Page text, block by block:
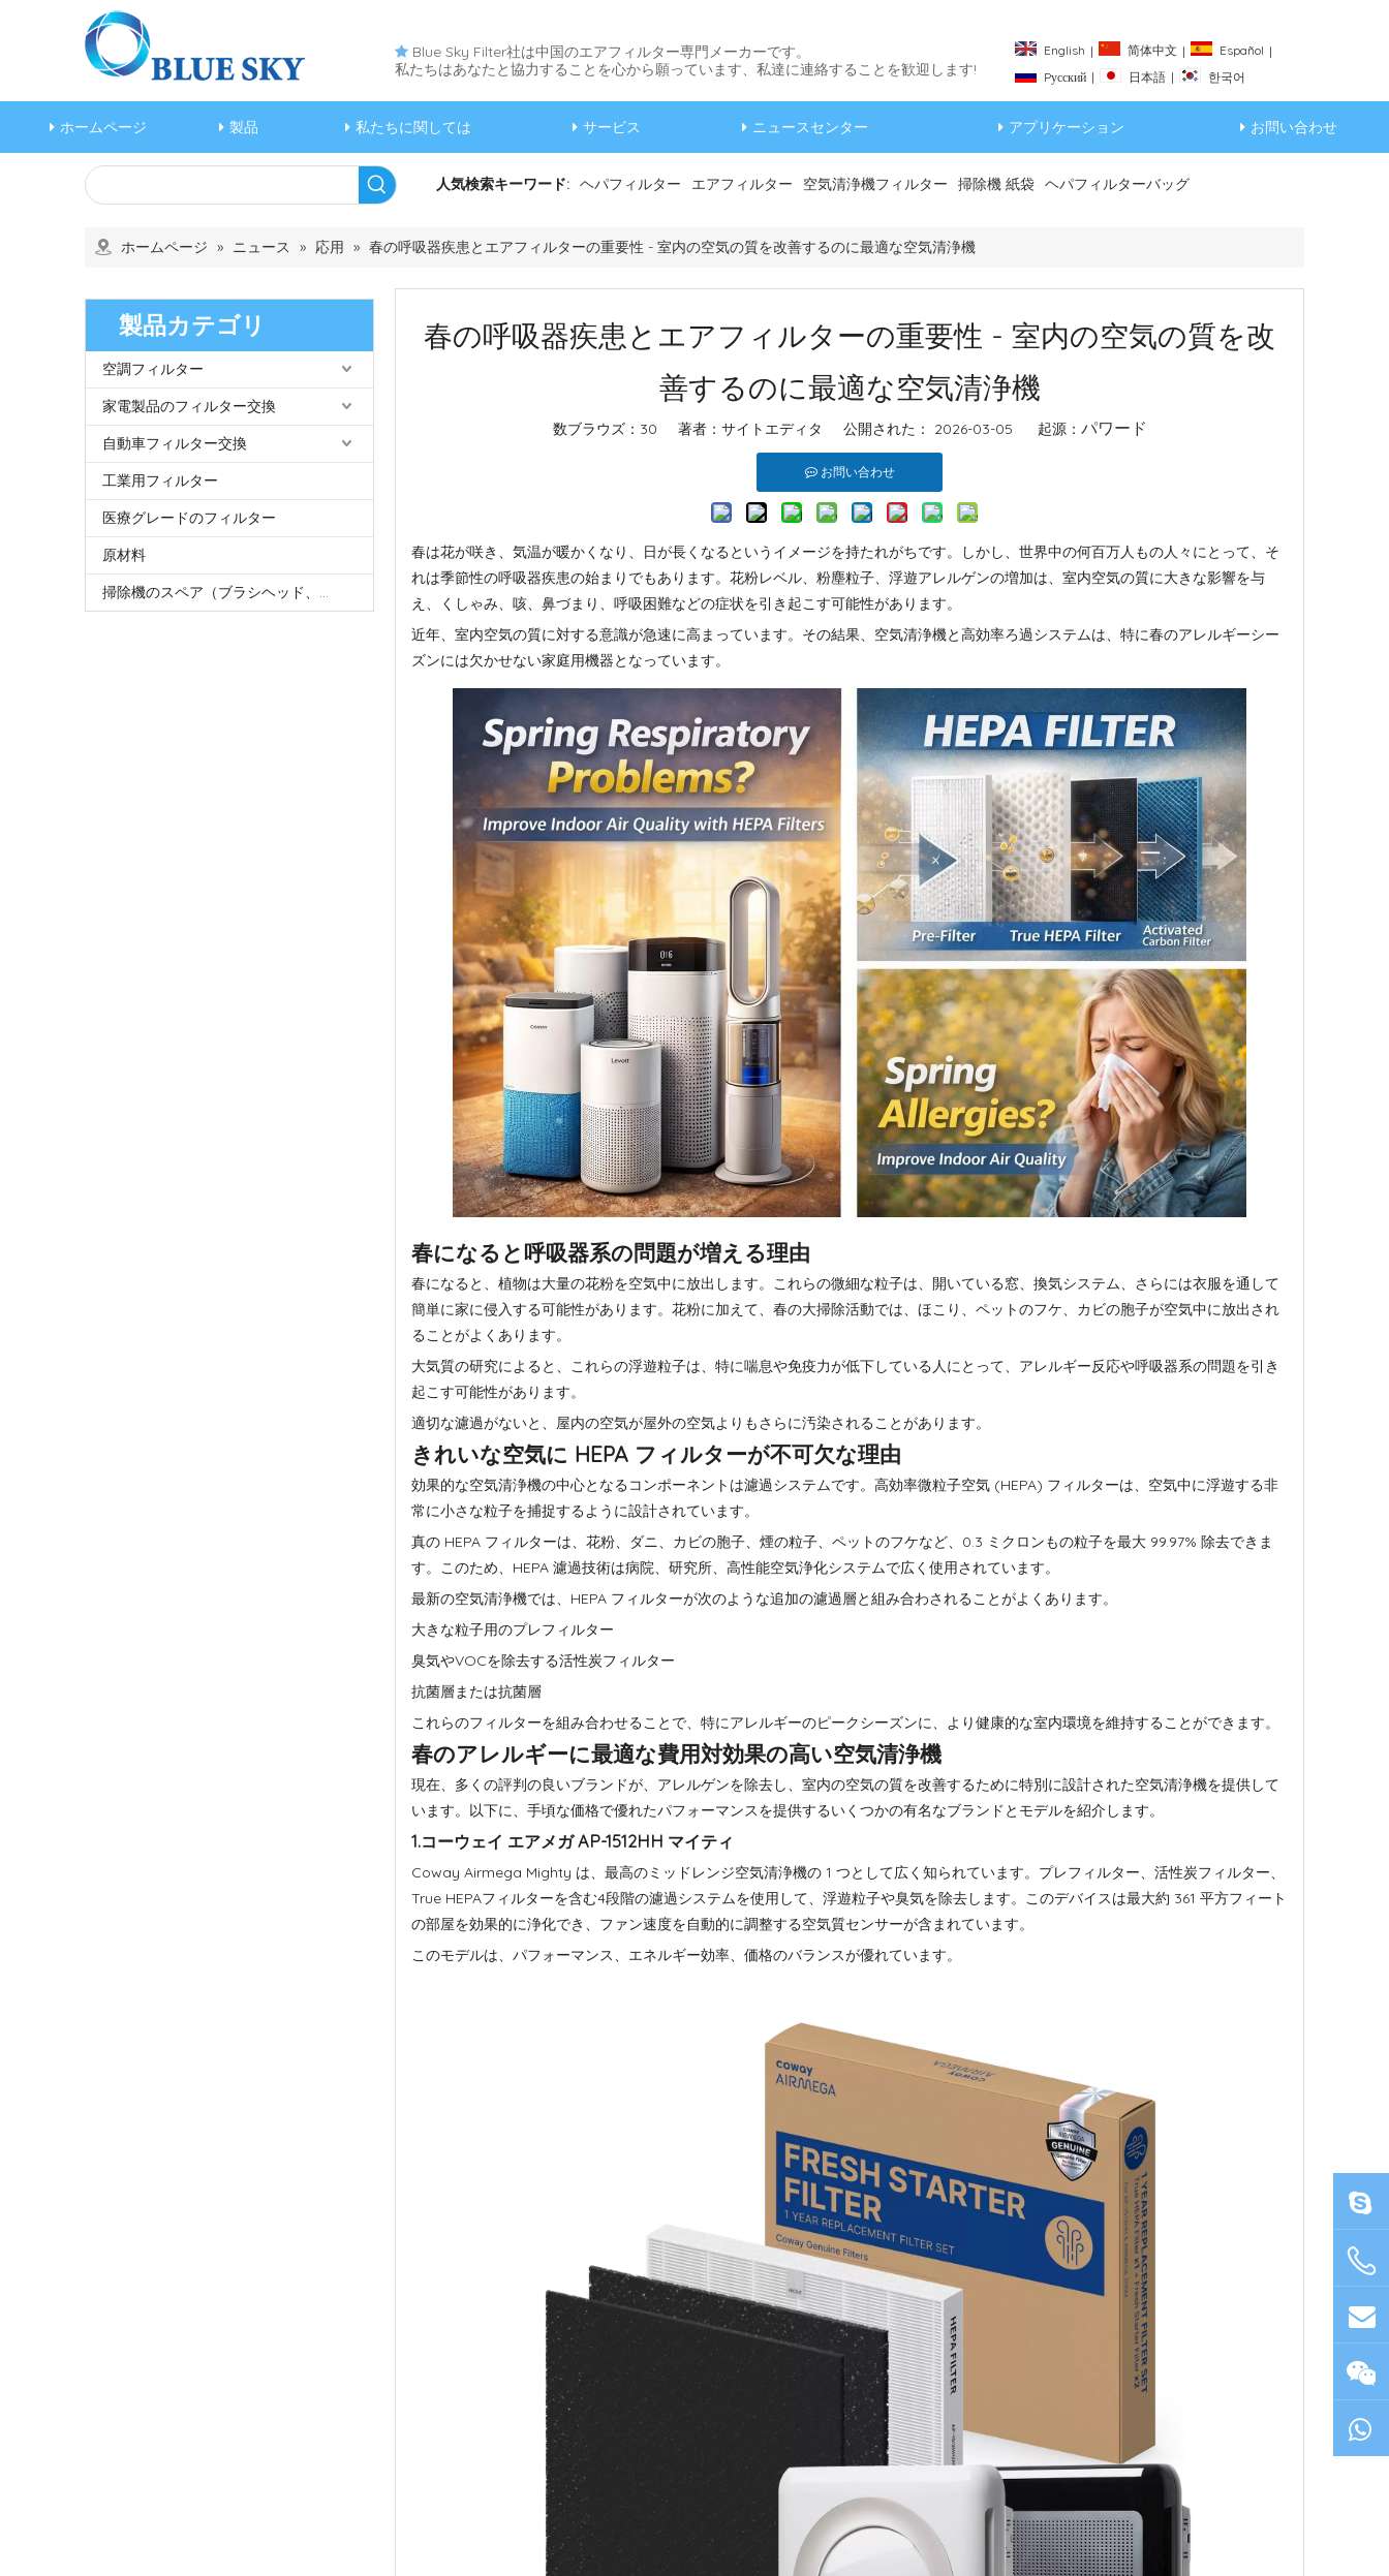
 Blue Sky Filter社は中国のエアフィルター専門メーカーです。
私たちはあなたと協力することを心から願っています、私達に連絡することを歓迎します!
English | 简体中文 | Español |
Pусский | 日本語 | 한국어
ホームページ 製品 私たちに関しては サービス ニュースセンター アプリケーション お問い合わせ
人気検索キーワード: ヘパフィルター エアフィルター 空気清浄機フィルター 掃除機 紙袋 ヘパフィルターバッグ
ホームページ » ニュース » 応用 » 春の呼吸器疾患とエアフィルターの重要性 - 室内の空気の質を改善するのに最適な空気清浄機
製品カテゴリ
空調フィルター
家電製品のフィルター交換
自動車フィルター交換
工業用フィルター
医療グレードのフィルター
原材料
掃除機のスペア（ブラシヘッド、モップヘッド、モップクロス、チューブなど）
春の呼吸器疾患とエアフィルターの重要性 - 室内の空気の質を改
善するのに最適な空気清浄機
数ブラウズ： 30 著者：サイトエディタ 公開された： 2026-03-05 起源： パワード
お問い合わせ
春は花が咲き、気温が暖かくなり、日が長くなるというイメージを持たれがちです。しかし、世界中の何百万人もの人々にとって、そ
れは季節性の呼吸器疾患の始まりでもあります。花粉レベル、粉塵粒子、浮遊アレルゲンの増加は、室内空気の質に大きな影響を与
え、くしゃみ、咳、鼻づまり、呼吸困難などの症状を引き起こす可能性があります。
近年、室内空気の質に対する意識が急速に高まっています。その結果、空気清浄機と高効率ろ過システムは、特に春のアレルギーシー
ズンには欠かせない家庭用機器となっています。
春になると呼吸器系の問題が増える理由
春になると、植物は大量の花粉を空気中に放出します。これらの微細な粒子は、開いている窓、換気システム、さらには衣服を通して
簡単に家に侵入する可能性があります。花粉に加えて、春の大掃除活動では、ほこり、ペットのフケ、カビの胞子が空気中に放出され
ることがよくあります。
大気質の研究によると、これらの浮遊粒子は、特に喘息や免疫力が低下している人にとって、アレルギー反応や呼吸器系の問題を引き
起こす可能性があります。
適切な濾過がないと、屋内の空気が屋外の空気よりもさらに汚染されることがあります。
きれいな空気に HEPA フィルターが不可欠な理由
効果的な空気清浄機の中心となるコンポーネントは濾過システムです。高効率微粒子空気 (HEPA) フィルターは、空気中に浮遊する非
常に小さな粒子を捕捉するように設計されています。
真の HEPA フィルターは、花粉、ダニ、カビの胞子、煙の粒子、ペットのフケなど、0.3 ミクロンもの粒子を最大 99.97% 除去できま
す。このため、HEPA 濾過技術は病院、研究所、高性能空気浄化システムで広く使用されています。
最新の空気清浄機では、HEPA フィルターが次のような追加の濾過層と組み合わされることがよくあります。
大きな粒子用のプレフィルター
臭気やVOCを除去する活性炭フィルター
抗菌層または抗菌層
これらのフィルターを組み合わせることで、特にアレルギーのピークシーズンに、より健康的な室内環境を維持することができます。
春のアレルギーに最適な費用対効果の高い空気清浄機
現在、多くの評判の良いブランドが、アレルゲンを除去し、室内の空気の質を改善するために特別に設計された空気清浄機を提供して
います。以下に、手頃な価格で優れたパフォーマンスを提供するいくつかの有名なブランドとモデルを紹介します。
1.コーウェイ エアメガ AP-1512HH マイティ
Coway Airmega Mighty は、最高のミッドレンジ空気清浄機の 1 つとして広く知られています。プレフィルター、活性炭フィルター、
True HEPAフィルターを含む4段階の濾過システムを使用して、浮遊粒子や臭気を除去します。このデバイスは最大約 361 平方フィート
の部屋を効果的に浄化でき、ファン速度を自動的に調整する空気質センサーが含まれています。
このモデルは、パフォーマンス、エネルギー効率、価格のバランスが優れています。